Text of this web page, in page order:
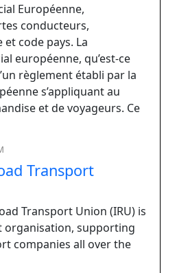
Européenne,
conducteurs,
code pays. La
européenne, qu’est-ce
règlement établi par la
s’appliquant au
et de voyageurs. Ce
Transport
Transport Union (IRU) is
supporting
companies all over the